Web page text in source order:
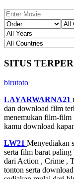
SITUS
birutoto
LAYARWARNA21
dan download film
menemukan film-film
kamu download
LW21 Menyediakan
serta film barat paling
dari Action , Crime ,
tonton serta